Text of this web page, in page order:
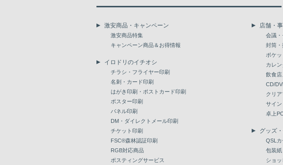
激安商品・キャンペーン
激安商品特集
キャンペーン商品＆お得情報
イロドリのイチオシ
チラシ・フライヤー印刷
名刺・カード印刷
はがき印刷・ポストカード印刷
ポスター印刷
パネル印刷
DM・ダイレクトメール印刷
チケット印刷
FSC®森林認証印刷
RGB対応商品
ポスティングサービス
店舗・
会議・
封筒・
ポケ
カレン
飲食店
CD/
クリ
サイン
卓上
グッズ
QSLカ
包装紙
ショ